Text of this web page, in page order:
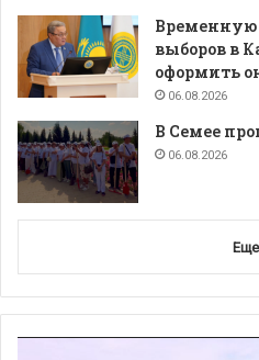
Временную
выборов в
оформить
06.08.2026
В Семее
06.08.2026
Еще